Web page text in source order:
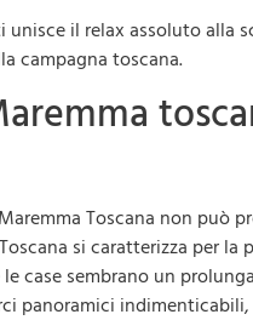
unisce il relax assoluto
campagna toscana.
Toscana non può
si caratterizza per
case sembrano un
panoramici